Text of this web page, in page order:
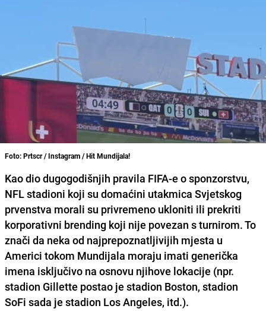
Foto: Prtscr / Instagram / Hit Mundijala!
Kao dio dugogodišnjih pravila FIFA-e o sponzorstvu,
NFL stadioni koji su domaćini utakmica Svjetskog
prvenstva morali su privremeno ukloniti ili prekriti
korporativni brending koji nije povezan s turnirom. To
znači da neka od najprepoznatljivijih mjesta u
Americi tokom Mundijala moraju imati generička
imena isključivo na osnovu njihove lokacije (npr.
stadion Gillette postao je stadion Boston, stadion
SoFi sada je stadion Los Angeles, itd.).